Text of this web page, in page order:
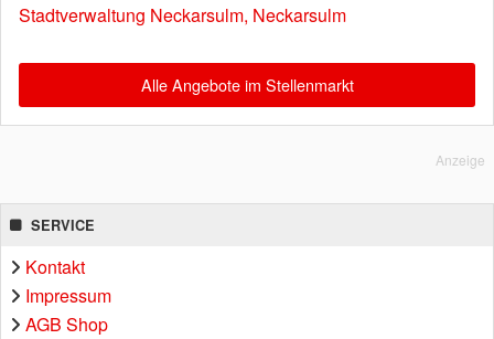
Stadtverwaltung Neckarsulm, Neckarsulm
Alle Angebote im Stellenmarkt
Anzeige
SERVICE
Kontakt
Impressum
AGB Shop